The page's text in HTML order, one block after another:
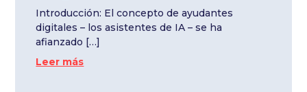
Introducción: El concepto de ayudantes
digitales – los asistentes de IA – se ha
afianzado […]
Leer más